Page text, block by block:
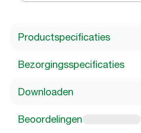
Productspecificaties
Bezorgingsspecificaties
Downloaden
Beoordelingen